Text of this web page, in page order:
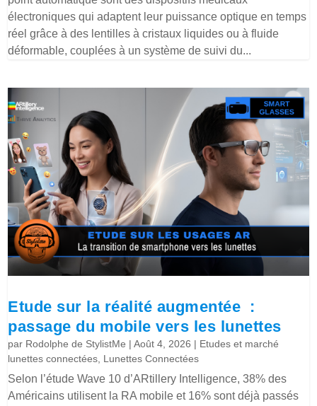
électroniques qui adaptent leur puissance optique en temps
réel grâce à des lentilles à cristaux liquides ou à fluide
déformable, couplées à un système de suivi du...
Etude sur la réalité augmentée :
passage du mobile vers les lunettes
par Rodolphe de StylistMe |Août 4, 2026 | Etudes et marché
lunettes connectées, Lunettes Connectées
Selon l’étude Wave 10 d’ARtillery Intelligence, 38% des
Américains utilisent la RA mobile et 16% sont déjà passés